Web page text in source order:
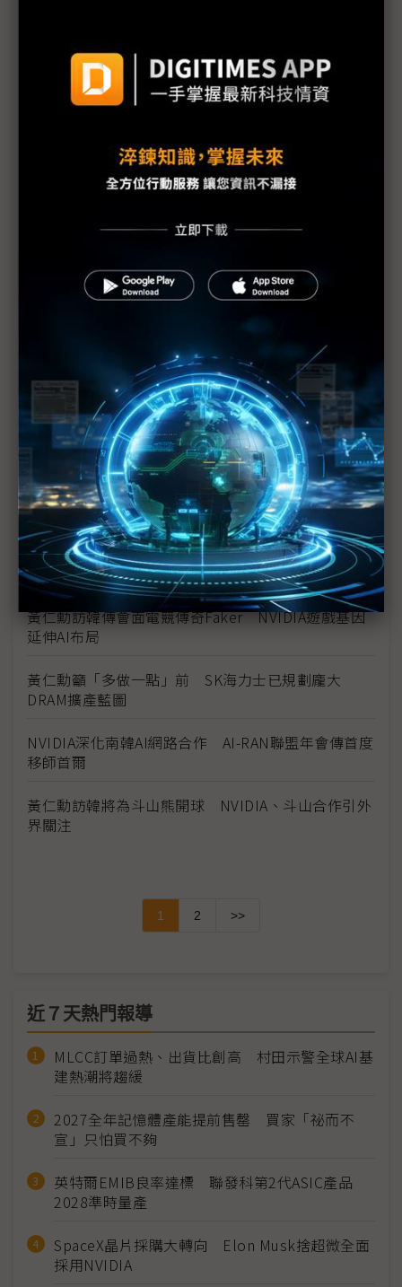
方位AI合作
Naver聯手NVIDIA打造GW級AI工廠 2027年啟動
55MW基礎設施
NVIDIA、SK海力士齊投入記憶體研發 黃仁勳：首次
與單一集團展開全面合作
黃仁勳南韓燒肉之約公開驚喜 預告大量記憶體訂單
黃仁勳訪韓見電競傳奇Faker真正盤算 提前連結下
直擊黃仁勳訪韓再喊「驚喜」 協調供應鏈鞏固AI、
機器人版圖
黃仁勳訪韓吹起電競旋風 台韓固樁戰略細膩多方進
從炸啤餐到五花趴 黃仁勳今再訪韓串連HBM、機器
人與實體AI生態系
黃仁勳訪韓傳會Krafton 遊戲AI合作延伸至實體AI？
黃仁勳訪韓傳會面電競傳奇Faker NVIDIA遊戲基因
延伸AI布局
黃仁勳籲「多做一點」前 SK海力士已規劃龐大
DRAM擴產藍圖
NVIDIA深化南韓AI網路合作 AI-RAN聯盟年會傳首度
移師首爾
黃仁勳訪韓將為斗山熊開球 NVIDIA、斗山合作引外
界關注
1 2 >>
近７天熱門報導
MLCC訂單過熱、出貨比創高 村田示警全球AI基
建熱潮將趨緩
2027全年記憶體產能提前售罄 買家「祕而不
宣」只怕買不夠
英特爾EMIB良率達標 聯發科第2代ASIC產品
2028準時量產
SpaceX晶片採購大轉向 Elon Musk捨超微全面
採用NVIDIA